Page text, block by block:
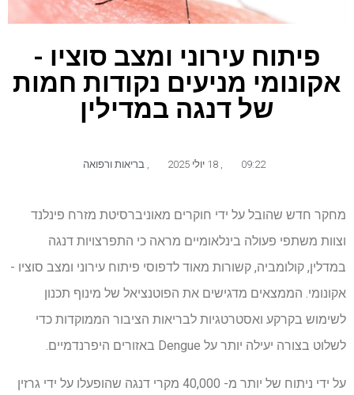
פיתוח עירוני ומצב סוציו -
אקונומי מניעים נקודות חמות
של דנגה במדילין
09:22 18 יולי 2025 בריאות ורפואה
מחקר חדש שהובל על ידי חוקרים מאוניברסיטת מזרח פינלנד
וצוות משתפי פעולה בינלאומיים מראה כי התפרצויות דנגה
במדלין, קולומביה, קשורות מאוד לדפוסי פיתוח עירוני ומצב סוציו -
אקונומי. הממצאים מדגישים את הפוטנציאל של מינוף תכנון
לשימוש בקרקע ואסטרטגיות לבריאות הציבור הממוקדות כדי
לשלוט בצורה יעילה יותר על Dengue באזורים היפרנדמיים.
על ידי ניתוח של יותר מ- 40,000 מקרי דנגה שהופעלו על ידי גרזין